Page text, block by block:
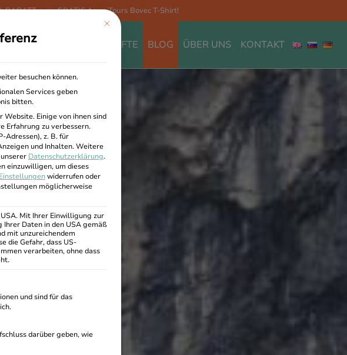
+ ein GRATIS Aqua Tours Bovec T-Shirt!
PAKETE UNTERKÜNFTE BLOG ÜBER UNS KONTAKT
This button closes the dialog. Its functionality is identical to the Nur
besuchen können.
Services geben
bitten.
Website. Einige von ihnen sind
Erfahrung zu verbessern.
Adressen), z. B. für
und Inhalten.Weitere
Datenschutzerklärung.
einzuwilligen, um dieses
Einstellungenwiderrufen oder
möglicherweise
Mit Ihrer Einwilligung zur
Ihrer Daten in den USA gemäß
mit unzureichendem
die Gefahr, dass US-
verarbeiten, ohne dass
eine Einwilligung erteilt werden kann. Die erste Service-Gruppe ist
und sind für das
darüber geben, wie